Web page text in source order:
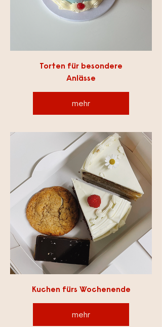
Torten für besondere
Anlässe
mehr
Kuchen fürs Wochenende
mehr